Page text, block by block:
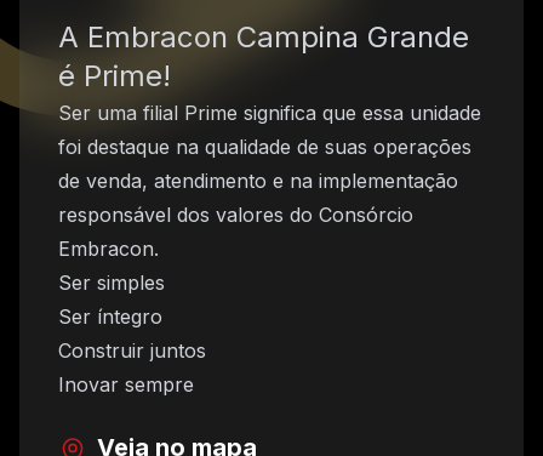
A Embracon Campina Grande
é Prime!
Ser uma filial Prime significa que essa unidade
foi destaque na qualidade de suas operações
de venda, atendimento e na implementação
responsável dos valores do Consórcio
Embracon.
Ser simples
Ser íntegro
Construir juntos
Inovar sempre
Veja no mapa